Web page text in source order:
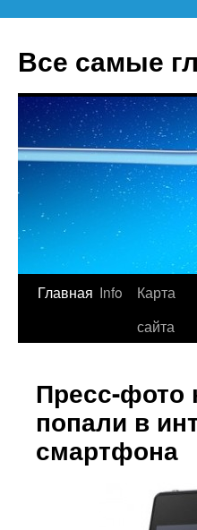
Все самые
Перейти
Главная Info
Карта
сайта
Пресс-фото
попали в
смартфона